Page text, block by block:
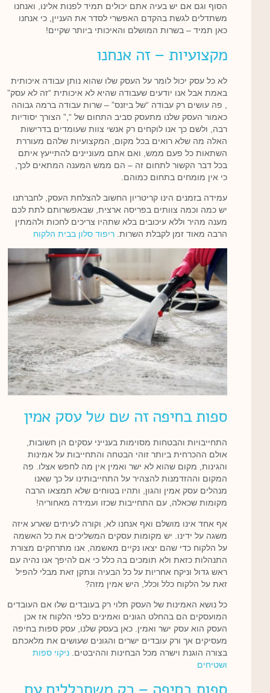
הסוף וגם אם יש בעיה אתם יכולים תמיד לפנות אלינו, ואנחנו
משתדלים לגשת בהקדם האפשרי לסדר את העניין, כי אנחנו
כאן תמיד – בשרות המושלם והאיכותי ביותר שקיים!
מקצועיות – זה אנחנו
לא כל עסק יכול לומר על העסק שלו שהוא נותן עבודה איכותית
באמת אבל אנו יודעים שעבודה שהיא לא איכותית “זה לא עסק”
, פה עושים רק עבודה “של ביזנס” – שרות עבודה ברמה גבוהה
כאמור העסק שלנו מתעסק סביב התחום של “,” הצורך יסודיות
רבה, ולשם כך אנו לוקחים רק אנשי צוות שעומדים בדרישות
האלה מה שלא רואים בכל מקום, המקצועיות שלהם מעוררת
השתאות כל פעם ממש, ואם אתם מעוניינים להתייעץ איתם
בכל דבר הקשור לתחום זה – הם ממש המענה המתאים לכך,
כי אין מומחים בתחום כמוהם.
עמידה בזמנים הינו קריטריון החשוב להצלחת העסק, לחברתנו
יש כמה וכמה צוותים בפריסה ארצית, שבאפשרותם לתת לכם
מענה מהיר וללא עיכובים בלא שתהיו צריכים לחכות ולהמתין
הרבה מאוד זמן לקבלת השרות. ריפוד סלון בבית הלקוח
ספות בחיפה זה שם של עסק אמין
התחייבויות והבטחות מסוימות בענייני עסקים הן חשובות,
אולם ההכרחית ביותר זוהי הבטחה והתחייבות על אמינות
והגינות, מקום שהוא לא ישר ואמין אין מה לחפש אצלו. פה
המקום וההזדמנות להצהיר על התחייבותינו על כך שאנו
מנהלים עסק אמין והגון, ותהיו בטוחים שלא תמצאו הרבה
מקומות שכאלה, עם התחייבות שכזו ועמידה מאחוריה!
אף אחד אינו מושלם ואף אנחנו לא, וקורה לעיתים שארע איזה
משגה על ידינו. יש מקומות עסקים המשליכים את כל האשמה
על הלקוח כדי שהם יצאו נקיים מאשמה, אנו מתרחקים מצורת
התנהלות כזאת ולא תומכים בה כלל כי אם להיפך אנו נהיה עם
ראש גדול וניקח אחריות על כל הבעיה ונתקן זאת מבלי להפיל
זאת על הלקוח כלל וכלל, היש אמין מזה?
כל נושא האמינות של העסק תלוי רק בעובדים שלו אם העובדים
המועסקים הם בהחלט הגונים ואמינים כלפי הלקוח אז אכן
העסק הוא עסק ישר ואמין. כאן בעסק שלנו, עסק ספות בחיפה
מעסיקים אך ורק עובדים ישרים והגונים שעושים את מלאכתם
בצורה הוגנת וישרה מכל הבחינות וההיבטים. ניקוי ספות
ושטיחים